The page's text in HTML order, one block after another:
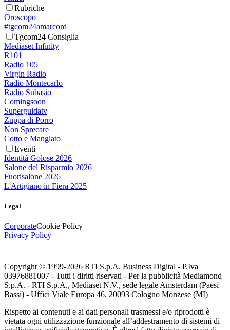
Rubriche
Oroscopo
#tgcom24amarcord
Tgcom24 Consiglia
Mediaset Infinity
R101
Radio 105
Virgin Radio
Radio Montecarlo
Radio Subasio
Comingsoon
Superguidatv
Zuppa di Porro
Non Sprecare
Cotto e Mangiato
Eventi
Identità Golose 2026
Salone del Risparmio 2026
Fuorisalone 2026
L'Artigiano in Fiera 2025
Legal
CorporateCookie Policy
Privacy Policy
Copyright © 1999-2026 RTI S.p.A. Business Digital - P.Iva
03976881007 - Tutti i diritti riservati - Per la pubblicità Mediamond
S.p.A. - RTI S.p.A., Mediaset N.V., sede legale Amsterdam (Paesi
Bassi) - Uffici Viale Europa 46, 20093 Cologno Monzese (MI)
Rispetto ai contenuti e ai dati personali trasmessi e/o riprodotti è
vietata ogni utilizzazione funzionale all’addestramento di sistemi di